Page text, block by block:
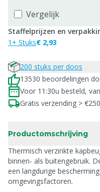
Vergelijk
Staffelprijzen en
1+ Stuks€ 2,93
200 stuks per doos
13530 beoordelingen
Voor 11:30u besteld,
Gratis verzending > €250
Productomschrijving
Thermisch verzinkte
binnen- als buitengebruik.
een langdurige
omgevingsfactoren.